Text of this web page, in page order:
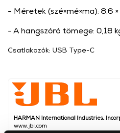
HARMAN International Industries,
www.jbl.com
- Méretek (szé×mé×ma): 8,6 ×
- A hangszóró tömege: 0,18
Csatlakozók: USB Type-C